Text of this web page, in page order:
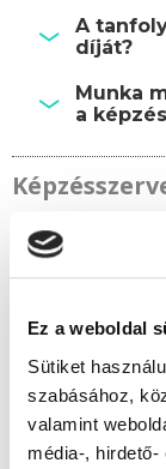
Ez a weboldal
Sütiket
szabásához,
valamint
média-,
A
díját?
Munka
a